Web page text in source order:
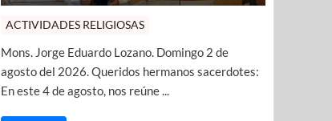
ACTIVIDADES RELIGIOSAS
Mons. Jorge Eduardo Lozano. Domingo 2 de
agosto del 2026. Queridos hermanos sacerdotes:
En este 4 de agosto, nos reúne ...